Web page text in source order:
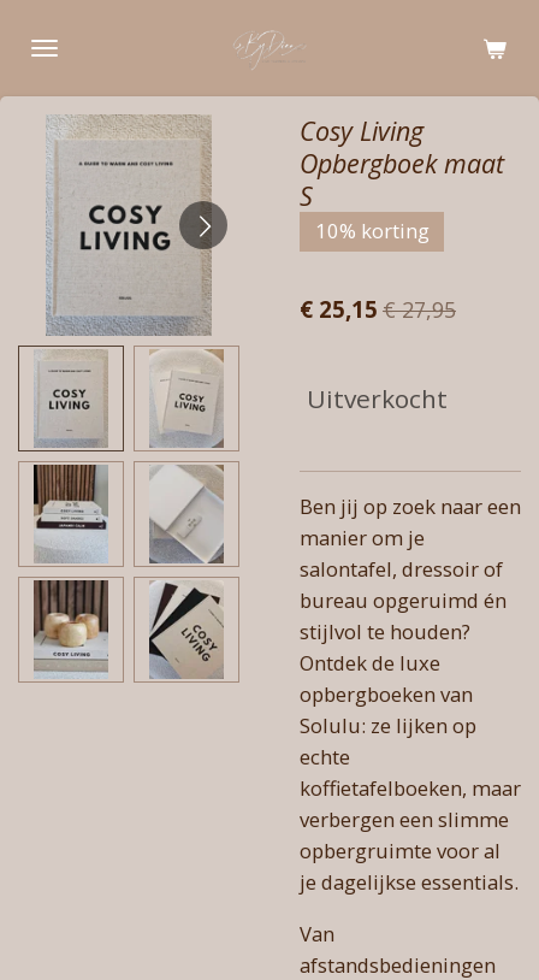
direct
hoofdinhoud
Cosy Living
Opbergboek maat
S
10% korting
€ 25,15 € 27,95
Uitverkocht
Ben jij op zoek naar een
manier om je
salontafel, dressoir of
bureau opgeruimd én
stijlvol te houden?
Ontdek de luxe
opbergboeken van
Solulu: ze lijken op
echte
koffietafelboeken, maar
verbergen een slimme
opbergruimte voor al
je dagelijkse essentials.
Van
afstandsbedieningen